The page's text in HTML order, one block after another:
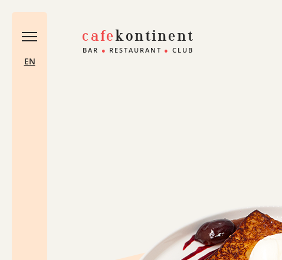
EN
cafekontinent
BAR ● RESTAURANT ● CLUB